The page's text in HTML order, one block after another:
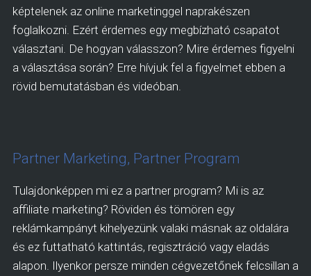
képtelenek az online marketinggel naprakészen
foglalkozni. Ezért érdemes egy megbízható csapatot
választani. De hogyan válasszon? Mire érdemes figyelni
a választása során? Erre hívjuk fel a figyelmet ebben a
rövid bemutatásban és videóban.
Partner Marketing, Partner Program
Tulajdonképpen mi ez a partner program? Mi is az
affiliate marketing? Röviden és tömören egy
reklámkampányt kihelyezünk valaki másnak az oldalára
és ez futtatható kattintás, regisztráció vagy eladás
alapon. Ilyenkor persze minden cégvezetőnek felcsillan a